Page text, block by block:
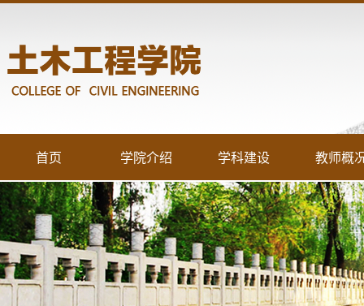
首页 学院介绍 学科建设 教师概